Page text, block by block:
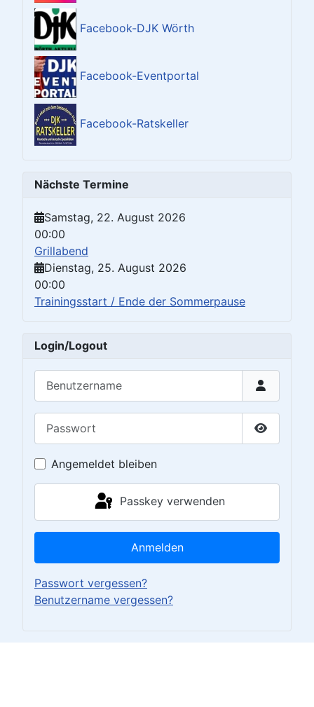
Facebook-DJK Wörth
Facebook-Eventportal
Facebook-Ratskeller
Nächste Termine
Samstag, 22. August 2026
00:00
Grillabend
Dienstag, 25. August 2026
00:00
Trainingsstart / Ende der Sommerpause
Login/Logout
Passwort
Angemeldet bleiben
Passkey verwenden
Anmelden
Passwort vergessen?
Benutzername vergessen?